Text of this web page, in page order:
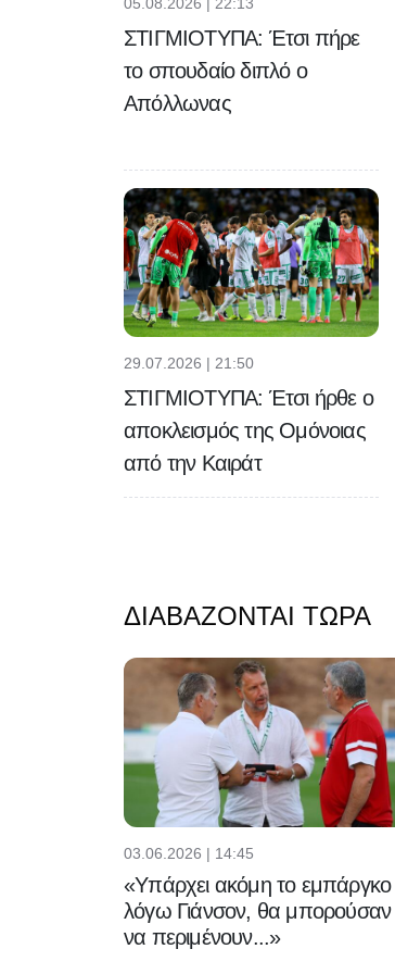
ΣΤΙΓΜΙΟΤΥΠΑ: Έτσι πήρε
το σπουδαίο διπλό ο
Απόλλωνας
29.07.2026 | 21:50
ΣΤΙΓΜΙΟΤΥΠΑ: Έτσι ήρθε ο
αποκλεισμός της Ομόνοιας
από την Καιράτ
ΔΙΑΒΆΖΟΝΤΑΙ ΤΏΡΑ
03.06.2026 | 14:45
«Υπάρχει ακόμη το εμπάργκο
λόγω Γιάνσον, θα μπορούσαν
να περιμένουν...»